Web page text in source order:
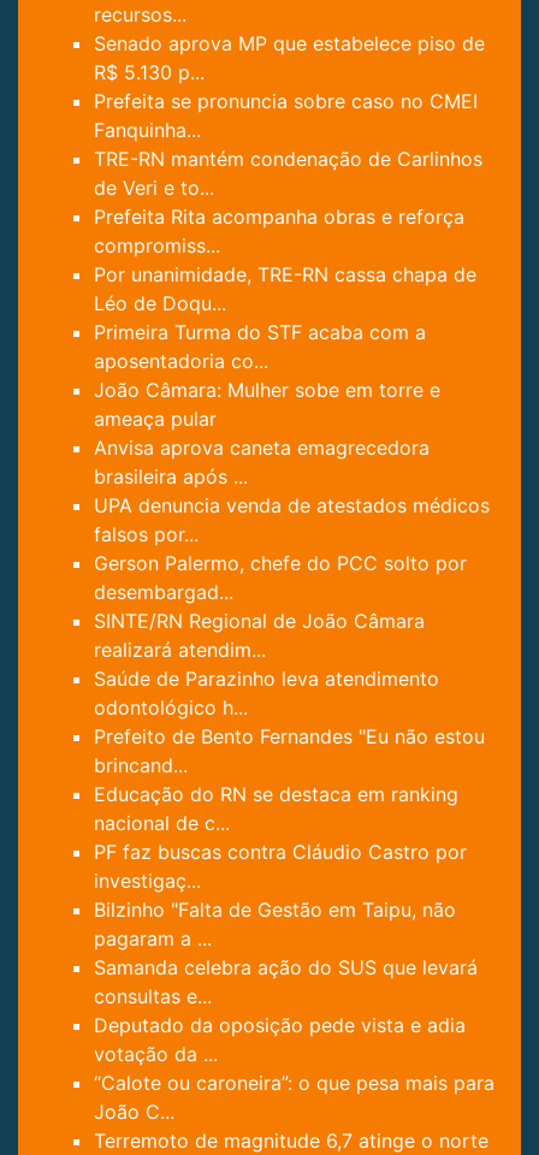
recursos...
Senado aprova MP que estabelece piso de
R$ 5.130 p...
Prefeita se pronuncia sobre caso no CMEI
Fanquinha...
TRE-RN mantém condenação de Carlinhos
de Veri e to...
Prefeita Rita acompanha obras e reforça
compromiss...
Por unanimidade, TRE-RN cassa chapa de
Léo de Doqu...
Primeira Turma do STF acaba com a
aposentadoria co...
João Câmara: Mulher sobe em torre e
ameaça pular
Anvisa aprova caneta emagrecedora
brasileira após ...
UPA denuncia venda de atestados médicos
falsos por...
Gerson Palermo, chefe do PCC solto por
desembargad...
SINTE/RN Regional de João Câmara
realizará atendim...
Saúde de Parazinho leva atendimento
odontológico h...
Prefeito de Bento Fernandes "Eu não estou
brincand...
Educação do RN se destaca em ranking
nacional de c...
PF faz buscas contra Cláudio Castro por
investigaç...
Bilzinho "Falta de Gestão em Taipu, não
pagaram a ...
Samanda celebra ação do SUS que levará
consultas e...
Deputado da oposição pede vista e adia
votação da ...
“Calote ou caroneira”: o que pesa mais para
João C...
Terremoto de magnitude 6,7 atinge o norte